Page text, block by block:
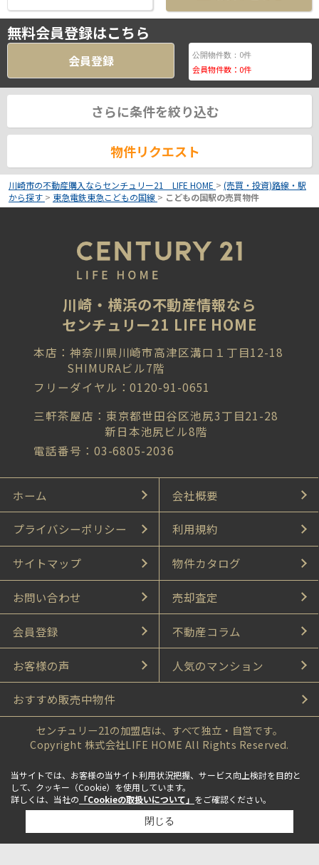
無料会員登録はこちら
会員登録 公開物件数： 0件
会員物件数： 0件
さらに条件を絞り込む
物件リクエスト
川崎市の不動産購入ならセンチュリー21 LIFE HOME > (売買・投資)路線・駅
から探す > 東急電鉄東急こどもの国線 > こどもの国駅の売買物件
川崎・横浜の不動産情報なら
センチュリー21 LIFE HOME
本店：神奈川県川崎市高津区溝口１丁目12-18
SHIMURAビル7階
フリーダイヤル：0120-91-0651
三軒茶屋店：東京都世田谷区池尻3丁目21-28
新日本池尻ビル8階
電話番号：03-6805-2036
ホーム 会社概要
プライバシーポリシー 利用規約
サイトマップ 物件カタログ
お問い合わせ 売却査定
会員登録 不動産コラム
お客様の声 人気のマンション
おすすめ販売中物件
センチュリー21の加盟店は、すべて独立・自営です。
Copyright 株式会社LIFE HOME All Rights Reserved.
当サイトでは、お客様の当サイト利用状況把握、サービス向上検討を目的と
して、クッキー（Cookie）を使用しています。
詳しくは、当社の 「Cookieの取扱いについて」 をご確認ください。
閉じる